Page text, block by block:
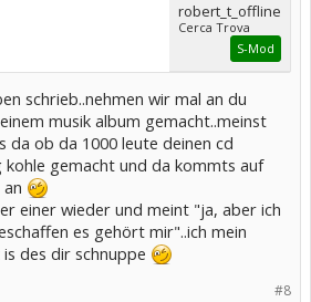
robert_t_offline
Cerca Trova
S-Mod
schrieb..nehmen wir mal an du
musik album gemacht..meinst
da ob da 1000 leute deinen cd
kohle gemacht und da kommts auf
einer wieder und meint "ja, aber ich
es gehört mir"..ich mein
des dir schnuppe
#8